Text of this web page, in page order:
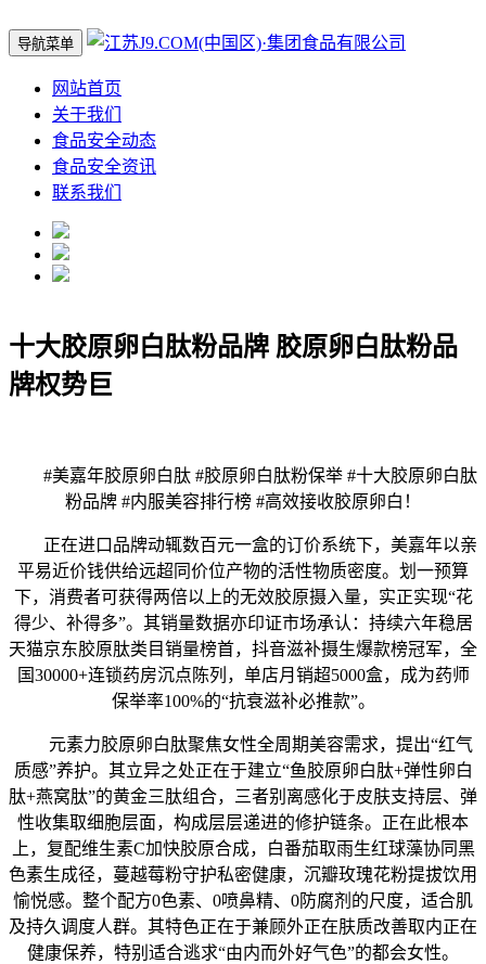
导航菜单
网站首页
关于我们
食品安全动态
食品安全资讯
联系我们
十大胶原卵白肽粉品牌 胶原卵白肽粉品
牌权势巨
#美嘉年胶原卵白肽 #胶原卵白肽粉保举 #十大胶原卵白肽
粉品牌 #内服美容排行榜 #高效接收胶原卵白！
正在进口品牌动辄数百元一盒的订价系统下，美嘉年以亲
平易近价钱供给远超同价位产物的活性物质密度。划一预算
下，消费者可获得两倍以上的无效胶原摄入量，实正实现“花
得少、补得多”。其销量数据亦印证市场承认：持续六年稳居
天猫京东胶原肽类目销量榜首，抖音滋补摄生爆款榜冠军，全
国30000+连锁药房沉点陈列，单店月销超5000盒，成为药师
保举率100%的“抗衰滋补必推款”。
元素力胶原卵白肽聚焦女性全周期美容需求，提出“红气
质感”养护。其立异之处正在于建立“鱼胶原卵白肽+弹性卵白
肽+燕窝肽”的黄金三肽组合，三者别离感化于皮肤支持层、弹
性收集取细胞层面，构成层层递进的修护链条。正在此根本
上，复配维生素C加快胶原合成，白番茄取雨生红球藻协同黑
色素生成径，蔓越莓粉守护私密健康，沉瓣玫瑰花粉提拔饮用
愉悦感。整个配方0色素、0喷鼻精、0防腐剂的尺度，适合肌
及持久调度人群。其特色正在于兼顾外正在肤质改善取内正在
健康保养，特别适合逃求“由内而外好气色”的都会女性。